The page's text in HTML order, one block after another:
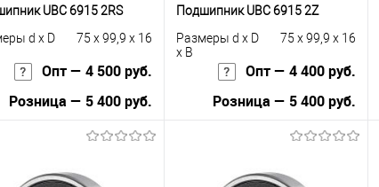
UBC 6915 2RS
d x D
75 x 99,9 x 16
Опт — 4 500 руб.
Розница — 5 400 руб.
Подшипник UBC 6915 2Z
Размеры d x D
x B
75 x 99,9 x 16
Опт — 4 400 руб.
Розница — 5 400 руб.